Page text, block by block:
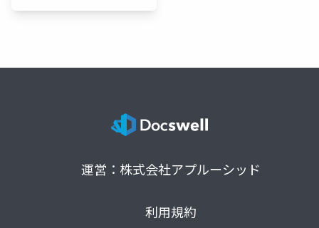
運営：株式会社アプルーシッド
利用規約